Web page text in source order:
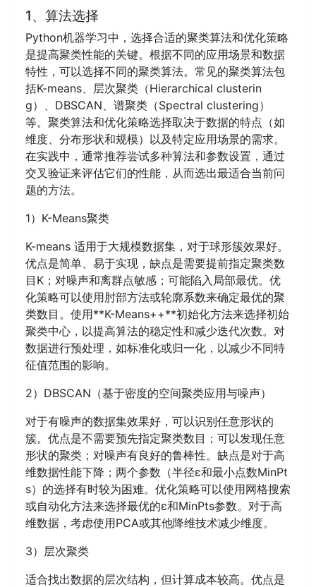
1、算法选择
Python机器学习中，选择合适的聚类算法和优化策略
是提高聚类性能的关键。根据不同的应用场景和数据
特性，可以选择不同的聚类算法。常见的聚类算法包
括K-means、层次聚类（Hierarchical clusterin
g）、DBSCAN、谱聚类（Spectral clustering）
等。聚类算法和优化策略选择取决于数据的特点（如
维度、分布形状和规模）以及特定应用场景的需求。
在实践中，通常推荐尝试多种算法和参数设置，通过
交叉验证来评估它们的性能，从而选出最适合当前问
题的方法。
1）K-Means聚类
K-means 适用于大规模数据集，对于球形簇效果好。
优点是简单、易于实现，缺点是需要提前指定聚类数
目K；对噪声和离群点敏感；可能陷入局部最优。优
化策略可以使用肘部方法或轮廓系数来确定最优的聚
类数目。使用**K-Means++**初始化方法来选择初始
聚类中心，以提高算法的稳定性和减少迭代次数。对
数据进行预处理，如标准化或归一化，以减少不同特
征值范围的影响。
2）DBSCAN（基于密度的空间聚类应用与噪声）
对于有噪声的数据集效果好，可以识别任意形状的
簇。优点是不需要预先指定聚类数目；可以发现任意
形状的聚类；对噪声有良好的鲁棒性。缺点是对于高
维数据性能下降；两个参数（半径ε和最小点数MinPt
s）的选择有时较为困难。优化策略可以使用网格搜索
或自动化方法来选择最优的ε和MinPts参数。对于高
维数据，考虑使用PCA或其他降维技术减少维度。
3）层次聚类
适合找出数据的层次结构，但计算成本较高。优点是